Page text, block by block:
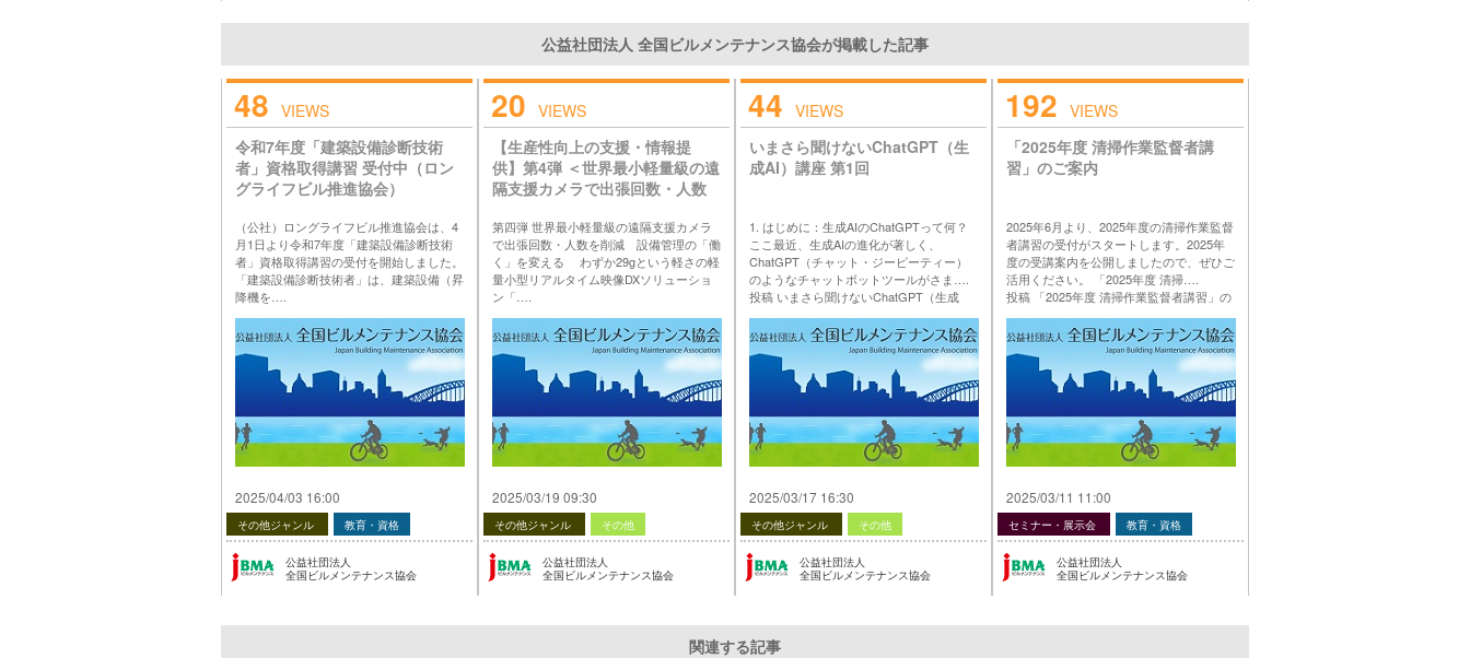
公益社団法人 全国ビルメンテナンス協会が掲載した記事
48 VIEWS
令和7年度「建築設備診断技術
者」資格取得講習 受付中（ロン
グライフビル推進協会）
（公社）ロングライフビル推進協会は、4
月1日より令和7年度「建築設備診断技術
者」資格取得講習の受付を開始しました。
「建築設備診断技術者」は、建築設備（昇
降機を….
格取得講習 受付中（ロングライフビル推
進協会） は 公益社団法人 全国ビルメンテ
ナンス協会 に最初に表示されました。
2025/04/03 16:00
その他ジャンル 教育・資格
公益社団法人
全国ビルメンテナンス協会
20 VIEWS
【生産性向上の支援・情報提
供】第4弾 ＜世界最小軽量級の遠
隔支援カメラで出張回数・人数
変える＞
第四弾 世界最小軽量級の遠隔支援カメラ
で出張回数・人数を削減 設備管理の「働
く」を変える わずか29gという軽さの軽
量小型リアルタイム映像DXソリューショ
ン「….
弾 ＜世界最小軽量級の遠隔支援カメラで
出張回数・人数を削減 設備管理の「働
く」を変える＞ は 公益社団法人 全国ビル
メンテナンス協会 に最初に表示されまし
…
2025/03/19 09:30
その他ジャンル その他
公益社団法人
全国ビルメンテナンス協会
44 VIEWS
いまさら聞けないChatGPT（生
成AI）講座 第1回
1. はじめに：生成AIのChatGPTって何？
ここ最近、生成AIの進化が著しく、
ChatGPT（チャット・ジーピーティー）
のようなチャットボットツールがさま….
投稿 いまさら聞けないChatGPT（生成
メンテナンス協会 に最初に表示されまし
た。
2025/03/17 16:30
その他ジャンル その他
公益社団法人
全国ビルメンテナンス協会
192 VIEWS
「2025年度 清掃作業監督者講
習」のご案内
2025年6月より、2025年度の清掃作業監督
者講習の受付がスタートします。2025年
度の受講案内を公開しましたので、ぜひご
活用ください。 「2025年度 清掃….
投稿 「2025年度 清掃作業監督者講習」の
ンス協会 に最初に表示されました。
…
2025/03/11 11:00
セミナー・展示会 教育・資格
公益社団法人
全国ビルメンテナンス協会
関連する記事